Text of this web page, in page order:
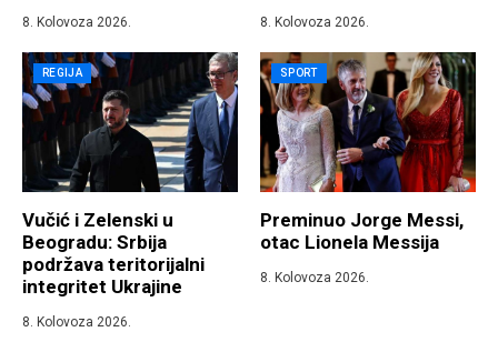
8. Kolovoza 2026. 8. Kolovoza 2026.
REGIJA
Vučić i Zelenski u
Beogradu: Srbija
podržava teritorijalni
integritet Ukrajine
8. Kolovoza 2026.
SPORT
Preminuo Jorge Messi,
otac Lionela Messija
8. Kolovoza 2026.